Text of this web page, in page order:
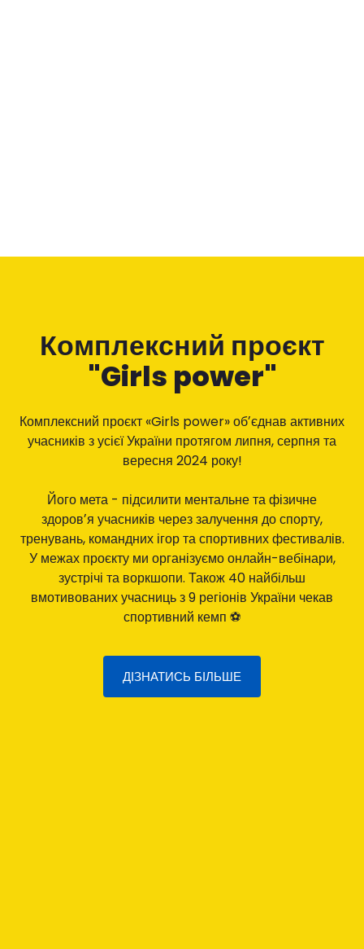
Комплексний проєкт
"Girls power"
Комплексний проєкт «Girls power» обʼєднав активних
учасників з усієї України протягом липня, серпня та
вересня 2024 року!
Його мета - підсилити ментальне та фізичне
здоровʼя учасників через залучення до спорту,
тренувань, командних ігор та спортивних фестивалів.
У межах проєкту ми організуємо онлайн-вебінари,
зустрічі та воркшопи. Також 40 найбільш
вмотивованих учасниць з 9 регіонів України чекав
спортивний кемп ⚽️
ДІЗНАТИСЬ БІЛЬШЕ